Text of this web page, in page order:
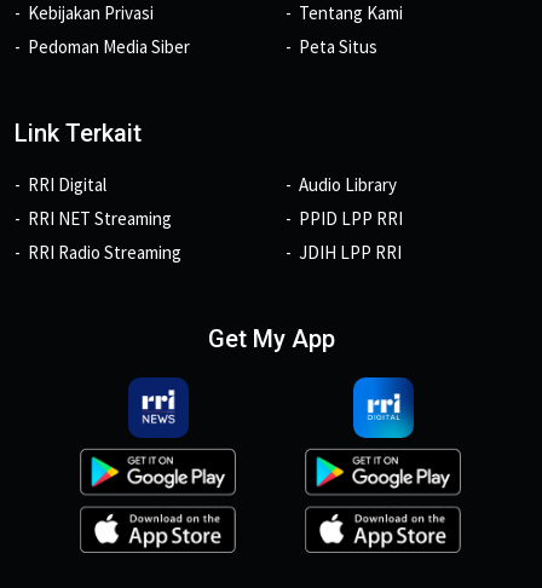
Kebijakan Privasi
Pedoman Media Siber
Tentang Kami
Peta Situs
Link Terkait
RRI Digital
RRI NET Streaming
RRI Radio Streaming
Audio Library
PPID LPP RRI
JDIH LPP RRI
Get My App